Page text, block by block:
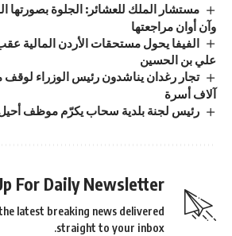
مستشار الملك للعشائر: الجلوة بصورتها
وآن أوان مراجعتها
الفيفا يحول مستحقات الأردن المالية عقب
علي بن الحسين
آلاف أسرة
رئيس لجنة بلدية سحاب يكرّم موظف أحيل
For Daily Newsletter
latest breaking news delivered
straight to your inbox.